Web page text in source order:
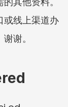
或线上渠道办
谢。